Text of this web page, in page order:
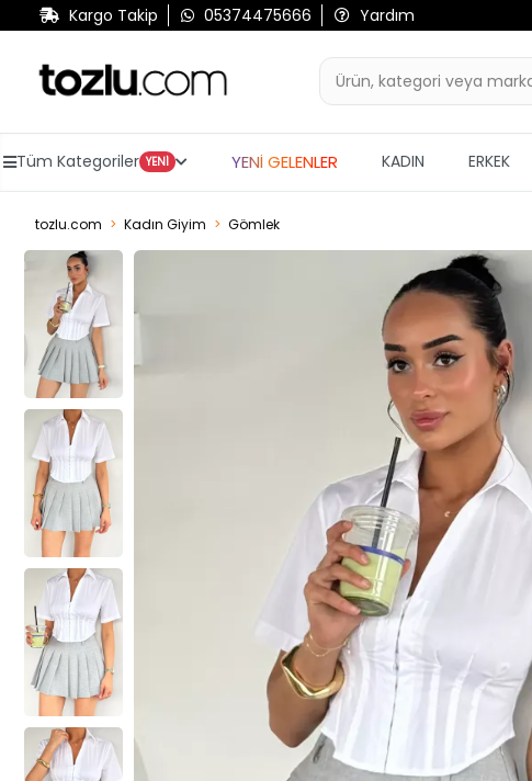
Kargo Takip 05374475666 Yardım
Tüm Kategoriler YENİ YENİ GELENLER KADIN ERKEK
tozlu.com Kadın Giyim Gömlek